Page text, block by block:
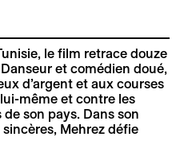
le film retrace douze
et comédien doué,
d’argent et aux courses
même et contre les
son pays. Dans son
Mehrez défie